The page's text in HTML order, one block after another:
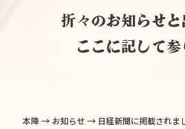
折々のお知らせと
ここに記して参
本陣→ お知らせ→ 日経新聞に掲載されま